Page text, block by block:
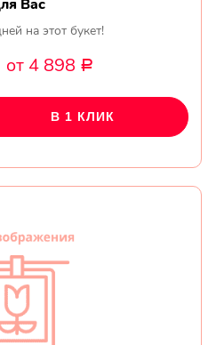
Вас
на этот букет!
от 4 898 Р
В 1 КЛИК